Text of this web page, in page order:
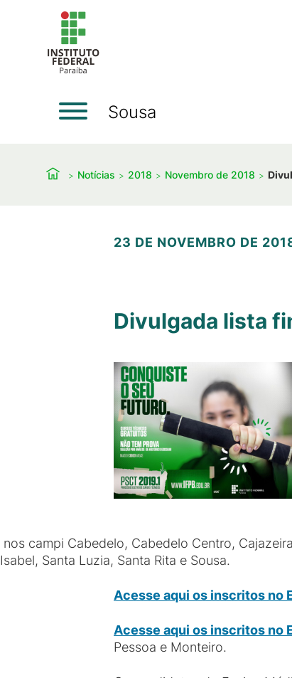
Sousa
Notícias 2018 Novembro de 2018
23 DE NOVEMBRO DE
Divulgada lista
nos campi Cabedelo, Cabedelo Centro,
Isabel, Santa Luzia, Santa Rita e Sousa.
Acesse aqui os inscritos no
Acesse aqui os inscritos no
Pessoa e Monteiro.